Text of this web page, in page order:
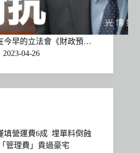
今早的立法會《財政預…
2023-04-26
填營運費6成 埋單料倒蝕
管理費」貴過豪宅